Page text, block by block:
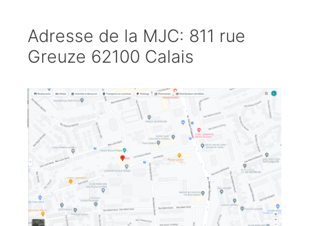
Adresse de la MJC: 811 rue
Greuze 62100 Calais